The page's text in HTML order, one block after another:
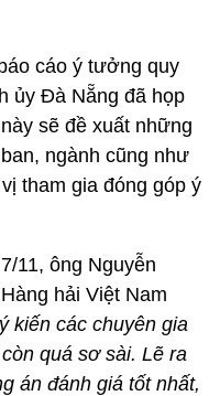
cáo ý tưởng quy
ủy Đà Nẵng đã họp
sẽ đề xuất những
ngành cũng như
tham gia đóng góp ý
11, ông Nguyễn
hải Việt Nam
kiến các chuyên gia
quá sơ sài. Lẽ ra
án đánh giá tốt nhất,